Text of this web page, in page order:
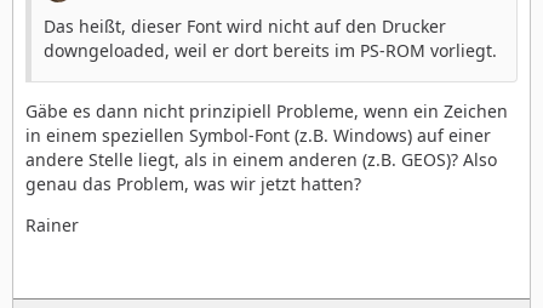
Das heißt, dieser Font wird nicht auf den Drucker
downgeloaded, weil er dort bereits im PS-ROM vorliegt.
Gäbe es dann nicht prinzipiell Probleme, wenn ein Zeichen
in einem speziellen Symbol-Font (z.B. Windows) auf einer
andere Stelle liegt, als in einem anderen (z.B. GEOS)? Also
genau das Problem, was wir jetzt hatten?
Rainer